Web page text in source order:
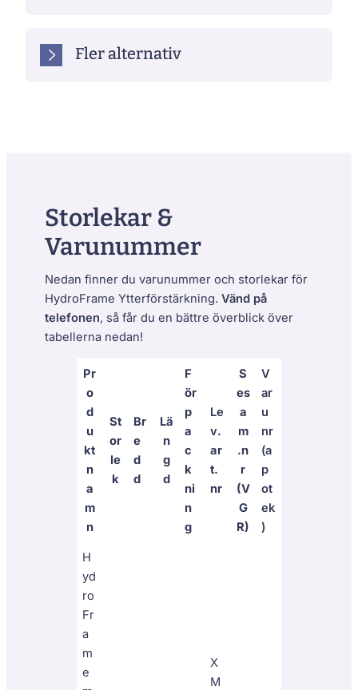
Fler alternativ
Storlekar &
Varunummer
Nedan finner du varunummer och storlekar för
HydroFrame Ytterförstärkning. Vänd på
telefonen, så får du en bättre överblick över
tabellerna nedan!
Pr
o
d
u
kt
n
a
m
n
St
or
le
k
Br
e
d
d
Lä
n
g
d
F
ör
p
a
c
k
ni
n
g
Le
v.
ar
t.
nr
S
es
a
m
.n
r
(V
G
R)
V
ar
u
nr
(a
p
ot
ek
)
H
yd
ro
Fr
a
m
e
X
M